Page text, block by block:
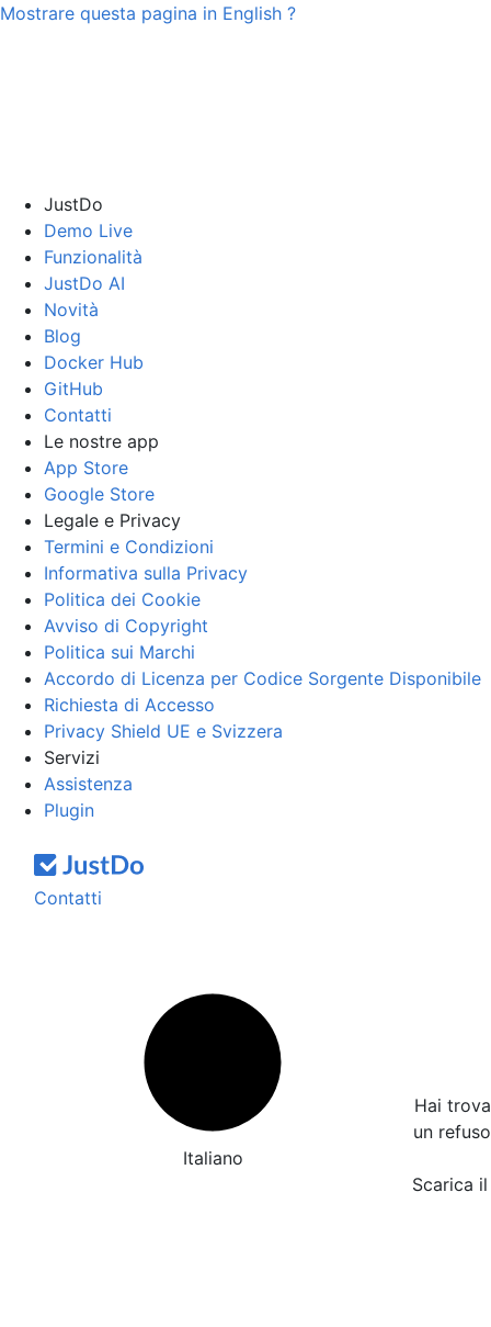
Mostrare questa pagina in English ?
JustDo
Demo Live
Funzionalità
JustDo AI
Novità
Blog
Docker Hub
GitHub
Contatti
Le nostre app
App Store
Google Store
Legale e Privacy
Termini e Condizioni
Informativa sulla Privacy
Politica dei Cookie
Avviso di Copyright
Politica sui Marchi
Accordo di Licenza per Codice Sorgente Disponibile
Richiesta di Accesso
Privacy Shield UE e Svizzera
Servizi
Assistenza
Plugin
Contatti
Italiano
Hai
un
Scarica